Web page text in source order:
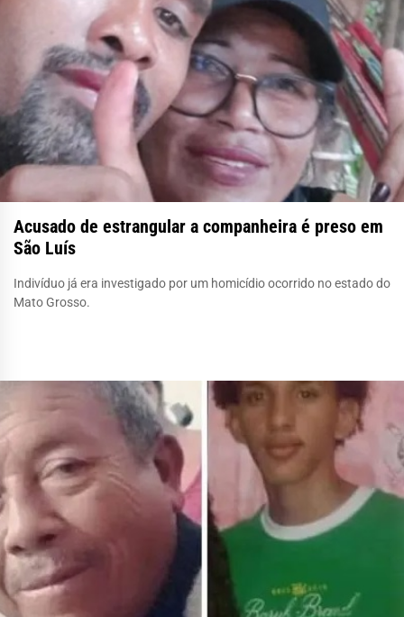
Acusado de estrangular a companheira é preso em
São Luís
Indivíduo já era investigado por um homicídio ocorrido no estado do
Mato Grosso.